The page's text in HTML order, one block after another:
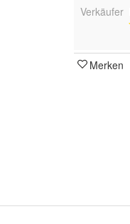
Verkäufer
Merken